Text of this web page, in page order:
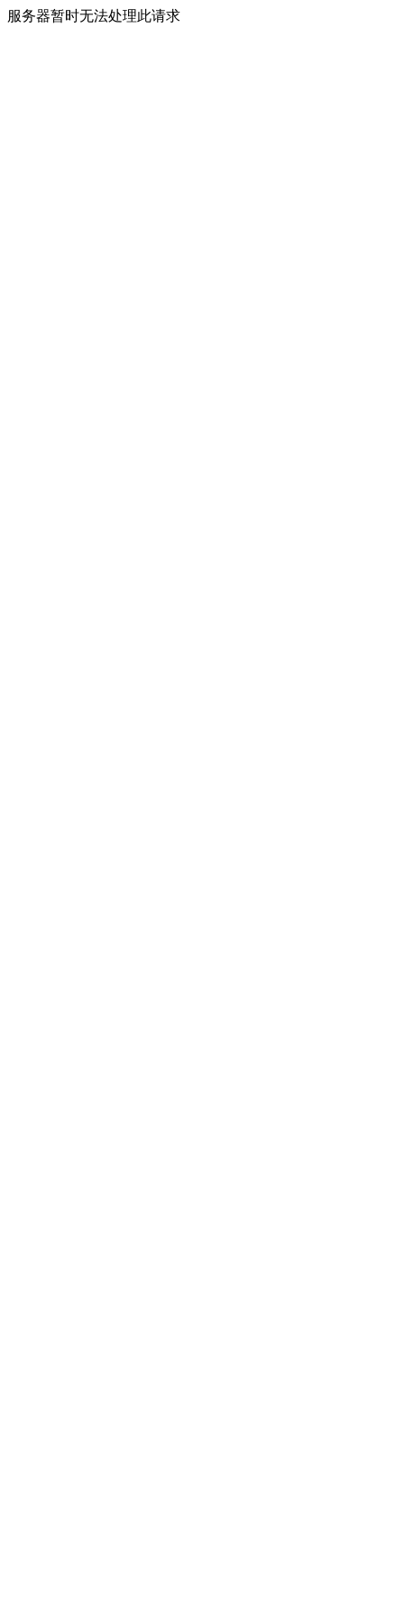
服务器暂时无法处理此请求